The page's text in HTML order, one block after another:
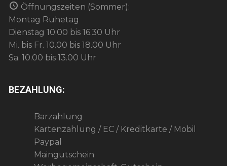
Öffnungszeiten (Sommer):
Montag Ruhetag
Dienstag 10.00 bis 16.30 Uhr
Mi. bis Fr. 10.00 bis 18.00 Uhr
Sa. 10.00 bis 13.00 Uhr
BEZAHLUNG:
Barzahlung
Kartenzahlung / EC / Kreditkarte / Mobil
Paypal
Maingutschein